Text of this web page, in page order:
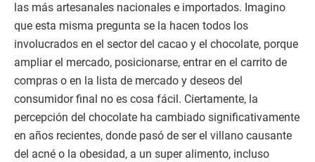
las más artesanales nacionales e importados. Imagino
que esta misma pregunta se la hacen todos los
involucrados en el sector del cacao y el chocolate, porque
ampliar el mercado, posicionarse, entrar en el carrito de
compras o en la lista de mercado y deseos del
consumidor final no es cosa fácil. Ciertamente, la
percepción del chocolate ha cambiado significativamente
en años recientes, donde pasó de ser el villano causante
del acné o la obesidad, a un super alimento, incluso